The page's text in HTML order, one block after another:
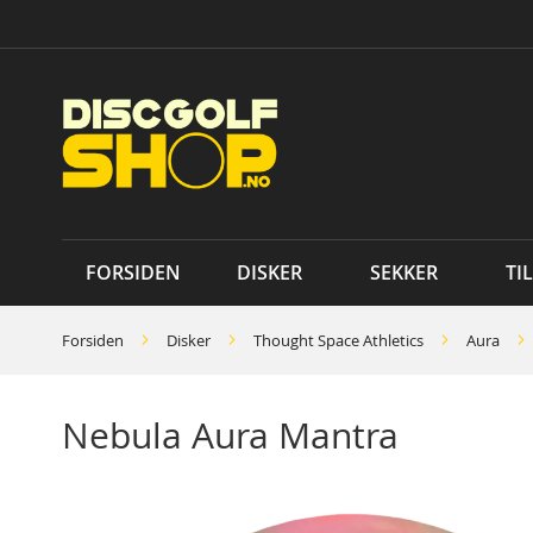
to
FORSIDEN DISKER SEKKER
Forsiden Disker Thought Space Athletics Aura
Nebula Aura Mantra